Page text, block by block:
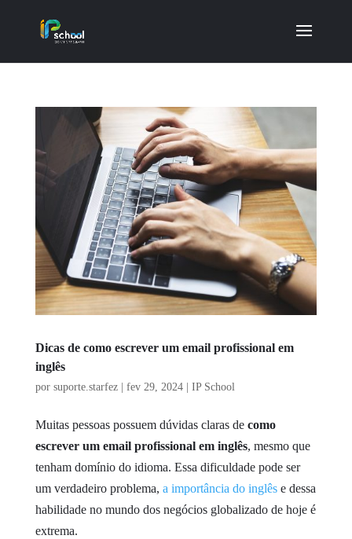
Dicas de como escrever um email profissional em
inglês
por suporte.starfez| fev 29, 2024| IP School
Muitas pessoas possuem dúvidas claras de como
escrever um email profissional em inglês, mesmo que
tenham domínio do idioma. Essa dificuldade pode ser
um verdadeiro problema, a importância do inglêse dessa
habilidade no mundo dos negócios globalizado de hoje é
extrema.